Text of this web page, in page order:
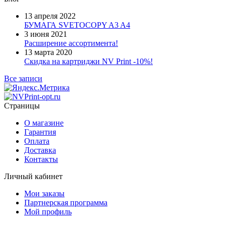
13 апреля 2022
БУМАГА SVETOCOPY A3 A4
3 июня 2021
Расширение ассортимента!
13 марта 2020
Скидка на картриджи NV Print -10%!
Все записи
Страницы
О магазине
Гарантия
Оплата
Доставка
Контакты
Личный кабинет
Мои заказы
Партнерская программа
Мой профиль